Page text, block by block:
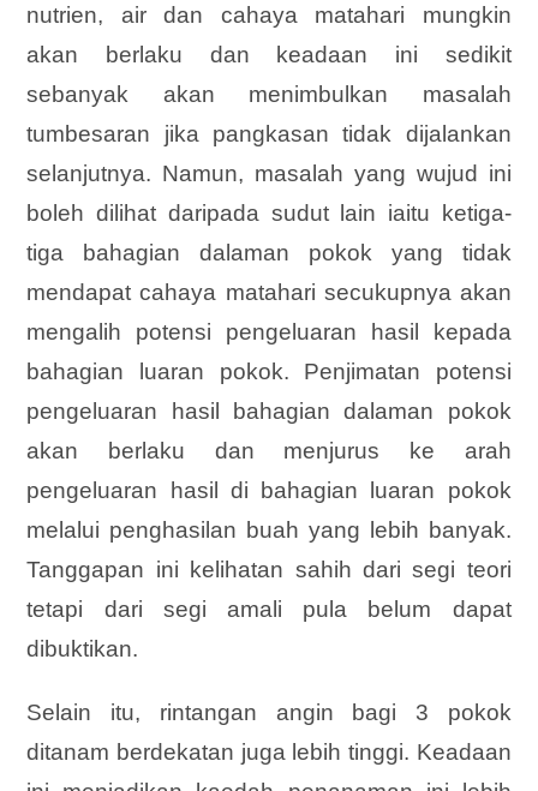
nutrien, air dan cahaya matahari mungkin
akan berlaku dan keadaan ini sedikit
sebanyak akan menimbulkan masalah
tumbesaran jika pangkasan tidak dijalankan
selanjutnya. Namun, masalah yang wujud ini
boleh dilihat daripada sudut lain iaitu ketiga-
tiga bahagian dalaman pokok yang tidak
mendapat cahaya matahari secukupnya akan
mengalih potensi pengeluaran hasil kepada
bahagian luaran pokok. Penjimatan potensi
pengeluaran hasil bahagian dalaman pokok
akan berlaku dan menjurus ke arah
pengeluaran hasil di bahagian luaran pokok
melalui penghasilan buah yang lebih banyak.
Tanggapan ini kelihatan sahih dari segi teori
tetapi dari segi amali pula belum dapat
dibuktikan.
Selain itu, rintangan angin bagi 3 pokok
ditanam berdekatan juga lebih tinggi. Keadaan